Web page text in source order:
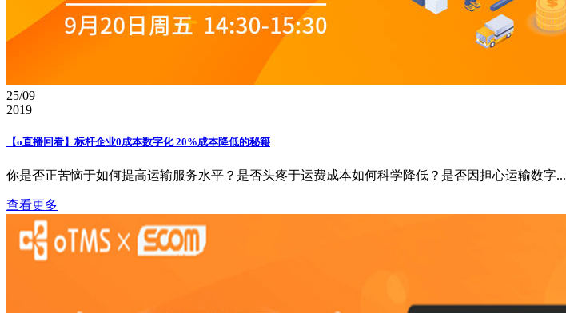
25/09
2019
【o直播回看】标杆企业0成本数字化 20%成本降低的秘籍
你是否正苦恼于如何提高运输服务水平？是否头疼于运费成本如何科学降低？是否因担心运输数字...
查看更多